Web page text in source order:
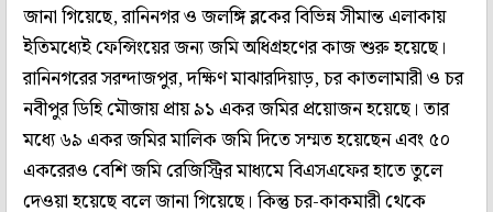
জানা গিয়েছে, রানিনগর ও জলঙ্গি ব্লকের বিভিন্ন সীমান্ত এলাকায়
ইতিমধ্যেই ফেন্সিংয়ের জন্য জমি অধিগ্রহণের কাজ শুরু হয়েছে।
রানিনগরের সরন্দাজপুর, দক্ষিণ মাঝারদিয়াড়, চর কাতলামারী ও চর
নবীপুর ডিহি মৌজায় প্রায় ৯১ একর জমির প্রয়োজন হয়েছে। তার
মধ্যে ৬৯ একর জমির মালিক জমি দিতে সম্মত হয়েছেন এবং ৫০
একরেরও বেশি জমি রেজিস্ট্রির মাধ্যমে বিএসএফের হাতে তুলে
দেওয়া হয়েছে বলে জানা গিয়েছে। কিন্তু চর-কাকমারী থেকে